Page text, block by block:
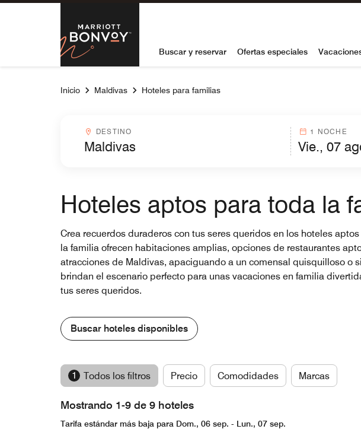
Skip to Content
Marriott Bonvoy
Buscar y reservar Ofertas especiales
Inicio Maldivas Hoteles para familias
Destinocombobox
DESTINO 1 NOCHE
Hoteles aptos para toda la
Crea recuerdos duraderos con tus seres queridos en los hoteles
la familia ofrecen habitaciones amplias, opciones de restaurantes
atracciones de Maldivas, apaciguando a un comensal quisquilloso
brindan el escenario perfecto para unas vacaciones en familia
tus seres queridos.
Buscar hoteles disponibles
1 Todos los filtros Precio Comodidades Marcas
Mostrando 1-9 de 9 hoteles
Tarifa estándar más baja para Dom., 06 sep. - Lun., 07 sep.